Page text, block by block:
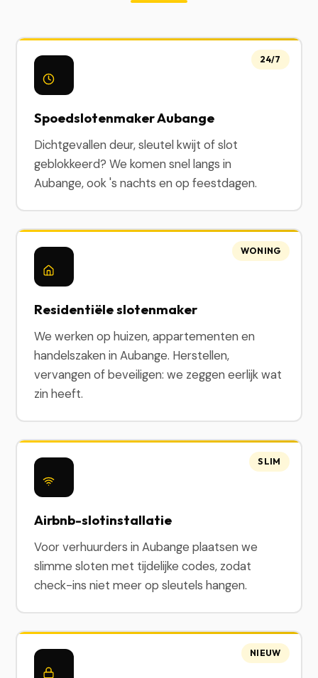
Spoedslotenmaker Aubange
Dichtgevallen deur, sleutel kwijt of slot
geblokkeerd? We komen snel langs in
Aubange, ook 's nachts en op feestdagen.
24/7
Residentiële slotenmaker
We werken op huizen, appartementen en
handelszaken in Aubange. Herstellen,
vervangen of beveiligen: we zeggen eerlijk wat
zin heeft.
WONING
Airbnb-slotinstallatie
Voor verhuurders in Aubange plaatsen we
slimme sloten met tijdelijke codes, zodat
check-ins niet meer op sleutels hangen.
SLIM
NIEUW